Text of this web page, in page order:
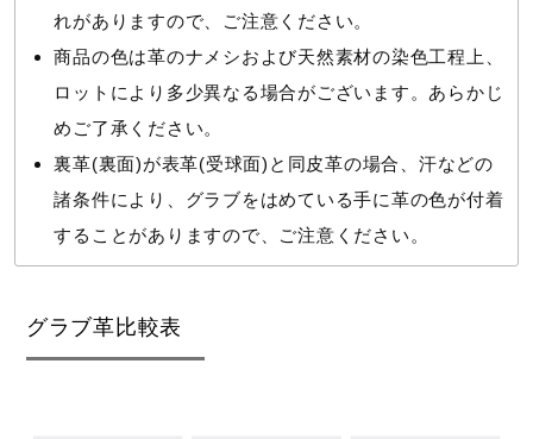
れがありますので、ご注意ください。
商品の色は革のナメシおよび天然素材の染色工程上、
ロットにより多少異なる場合がございます。あらかじ
めご了承ください。
裏革(裏面)が表革(受球面)と同皮革の場合、汗などの
諸条件により、グラブをはめている手に革の色が付着
することがありますので、ご注意ください。
グラブ革比較表